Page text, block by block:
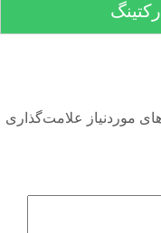
علامت‌گذاری